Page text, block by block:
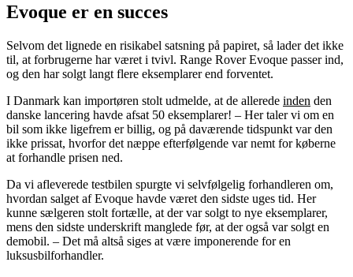
Evoque er en succes
Selvom det lignede en risikabel satsning på papiret, så lader det ikke
til, at forbrugerne har været i tvivl. Range Rover Evoque passer ind,
og den har solgt langt flere eksemplarer end forventet.
I Danmark kan importøren stolt udmelde, at de allerede inden den
danske lancering havde afsat 50 eksemplarer! – Her taler vi om en
bil som ikke ligefrem er billig, og på daværende tidspunkt var den
ikke prissat, hvorfor det næppe efterfølgende var nemt for køberne
at forhandle prisen ned.
Da vi afleverede testbilen spurgte vi selvfølgelig forhandleren om,
hvordan salget af Evoque havde været den sidste uges tid. Her
kunne sælgeren stolt fortælle, at der var solgt to nye eksemplarer,
mens den sidste underskrift manglede før, at der også var solgt en
demobil. – Det må altså siges at være imponerende for en
luksusbilforhandler.